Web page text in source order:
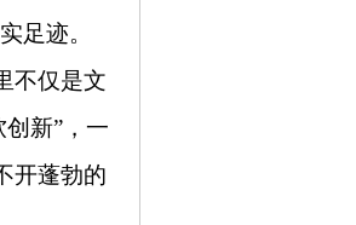
足迹。
不仅是文
新”，一
开蓬勃的